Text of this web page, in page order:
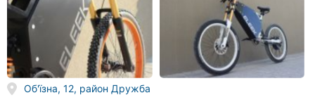
Луцьк
Ужгород
Об'їзна, 12, район Дружба